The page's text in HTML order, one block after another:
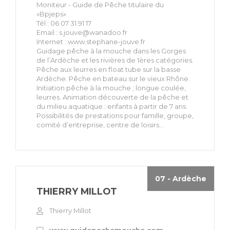
Moniteur - Guide de Pêche titulaire du
«Bpjeps»
Tél : 06 07 31 91 17
Email : s.jouve@wanadoo.fr
Internet : www.stephane-jouve.fr
Guidage pêche à la mouche dans les Gorges
de l’Ardèche et les rivières de 1ères catégories.
Pêche aux leurres en float tube sur la basse
Ardèche. Pêche en bateau sur le vieux Rhône.
Initiation pêche à la mouche ; longue coulée,
leurres. Animation découverte de la pêche et
du milieu aquatique : enfants à partir de 7 ans.
Possibilités de prestations pour famille, groupe,
comité d’entreprise, centre de loisirs...
07 - Ardèche
THIERRY MILLOT
Thierry Millot